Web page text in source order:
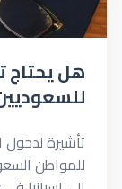
هل يحتاج
للسعوديين؟
تأشيرة لدخول
للمواطن